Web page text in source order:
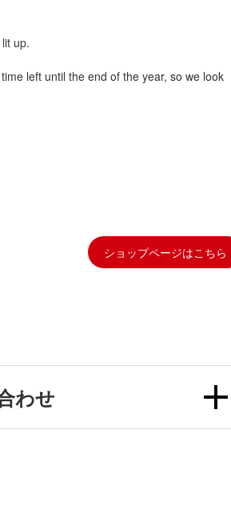
up.
left until the end of the year, so we look
ショップページはこちら
わせ